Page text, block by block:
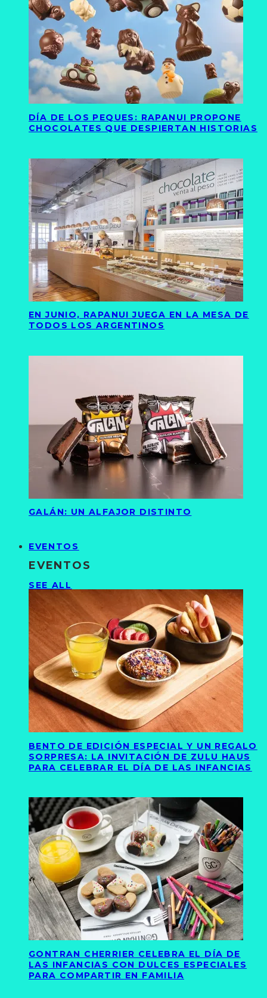
DÍA DE LOS PEQUES: RAPANUI PROPONE
CHOCOLATES QUE DESPIERTAN HISTORIAS
EN JUNIO, RAPANUI JUEGA EN LA MESA DE
TODOS LOS ARGENTINOS
GALÁN: UN ALFAJOR DISTINTO
EVENTOS
EVENTOS
SEE ALL
BENTO DE EDICIÓN ESPECIAL Y UN REGALO
SORPRESA: LA INVITACIÓN DE ZULU HAUS
PARA CELEBRAR EL DÍA DE LAS INFANCIAS
GONTRAN CHERRIER CELEBRA EL DÍA DE
LAS INFANCIAS CON DULCES ESPECIALES
PARA COMPARTIR EN FAMILIA